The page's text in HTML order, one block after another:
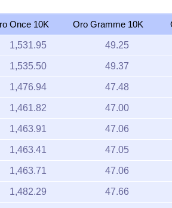
1,531.95 49.25
1,535.50 49.37
1,476.94 47.48
1,461.82 47.00
1,463.91 47.06
1,463.41 47.05
1,463.71 47.06
1,482.29 47.66
1,481.44 47.63